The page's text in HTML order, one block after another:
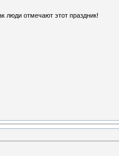
люди отмечают этот праздник!